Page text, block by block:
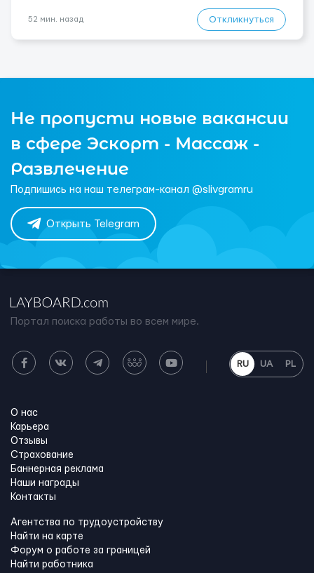
52 мин. назад Откликнуться
Не пропусти новые вакансии
в сфере Эскорт - Массаж -
Развлечение
Подпишись на наш телеграм-канал @slivgramru
Открыть Telegram
Портал поиска работы во всем мире.
RU UA PL
О нас
Карьера
Отзывы
Страхование
Баннерная реклама
Наши награды
Контакты
Агентства по трудоустройству
Найти на карте
Форум о работе за границей
Найти работника